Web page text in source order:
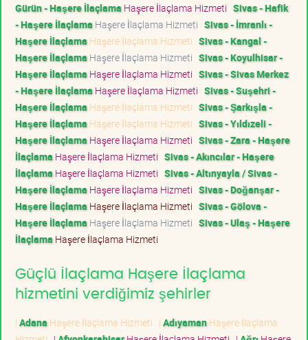
Gürün - Haşere İlaçlama Haşere İlaçlama Hizmeti Sivas - Hafik
- Haşere İlaçlama Haşere İlaçlama Hizmeti Sivas - İmranlı -
Haşere İlaçlama Haşere İlaçlama Hizmeti Sivas - Kangal -
Haşere İlaçlama Haşere İlaçlama Hizmeti Sivas - Koyulhisar -
Haşere İlaçlama Haşere İlaçlama Hizmeti Sivas - Sivas Merkez
- Haşere İlaçlama Haşere İlaçlama Hizmeti Sivas - Suşehri -
Haşere İlaçlama Haşere İlaçlama Hizmeti Sivas - Şarkışla -
Haşere İlaçlama Haşere İlaçlama Hizmeti Sivas - Yıldızeli -
Haşere İlaçlama Haşere İlaçlama Hizmeti Sivas - Zara - Haşere
İlaçlama Haşere İlaçlama Hizmeti Sivas - Akıncılar - Haşere
İlaçlama Haşere İlaçlama Hizmeti Sivas - Altınyayla / Sivas -
Haşere İlaçlama Haşere İlaçlama Hizmeti Sivas - Doğanşar -
Haşere İlaçlama Haşere İlaçlama Hizmeti Sivas - Gölova -
Haşere İlaçlama Haşere İlaçlama Hizmeti Sivas - Ulaş - Haşere
İlaçlama Haşere İlaçlama Hizmeti
Güçlü İlaçlama Haşere İlaçlama
hizmetini verdiğimiz şehirler
| Adana Haşere İlaçlama Hizmeti | AdıyamanHaşere İlaçlama